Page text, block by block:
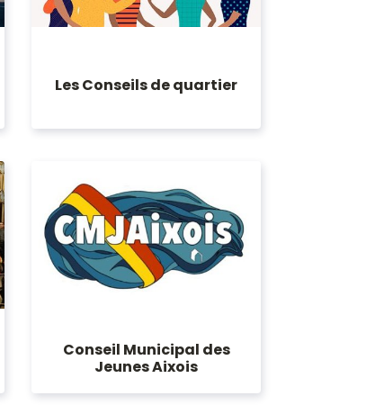
Les Conseils de quartier
Conseil Municipal des
Jeunes Aixois